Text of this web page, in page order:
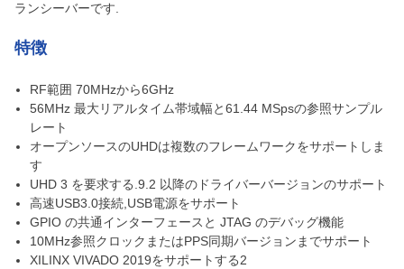
ランシーバーです.
特徴
RF範囲 70MHzから6GHz
56MHz 最大リアルタイム帯域幅と61.44 MSpsの参照サンプル
レート
オープンソースのUHDは複数のフレームワークをサポートしま
す
UHD 3 を要求する.9.2 以降のドライバーバージョンのサポート
高速USB3.0接続,USB電源をサポート
GPIO の共通インターフェースと JTAG のデバッグ機能
10MHz参照クロックまたはPPS同期バージョンまでサポート
XILINX VIVADO 2019をサポートする2